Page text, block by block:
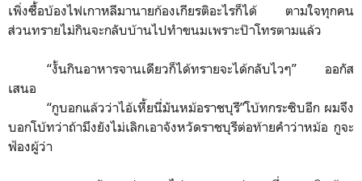
เพิ่งซื้อบ้องไฟเกาหลีมานายก้องเกียรติอะไรก็ได้ ตามใจทุกคน
ส่วนทรายไม่กินจะกลับบ้านไปทำขนมเพราะป๊าโทรตามแล้ว
“งั้นกินอาหารจานเดียวก็ได้ทรายจะได้กลับไวๆ” ออกัส
เสนอ
“กูบอกแล้วว่าไอ้เหี้ยนี่มันหม้อราชบุรี”โบ้ทกระซิบอีก ผมจึง
บอกโบ้ทว่าถ้ามึงยังไม่เลิกเอาจังหวัดราชบุรีต่อท้ายคำว่าหม้อ กูจะ
ฟ้องผู้ว่า